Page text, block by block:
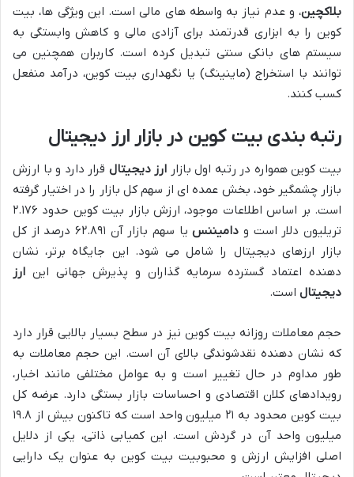
بلاکچین، و عدم نیاز به واسطه های مالی است. این ویژگی ها، بیت
کوین را به ابزاری قدرتمند برای آزادی مالی و کاهش وابستگی به
سیستم های بانکی سنتی تبدیل کرده است. کاربران همچنین می
توانند با استخراج (ماینینگ) یا نگهداری بیت کوین، درآمد منفعل
کسب کنند.
رتبه بندی بیت کوین در بازار ارز دیجیتال
بیت کوین همواره در رتبه اول بازار ارز دیجیتال قرار دارد و با ارزش
بازار چشمگیر خود، بخش عمده ای از سهم کل بازار را در اختیار گرفته
است. بر اساس اطلاعات موجود، ارزش بازار بیت کوین حدود ۲.۱۷۶
تریلیون دلار است و دامیننس
یا سهم بازار آن ۶۲.۸۹۱ درصد از کل
بازار ارزهای دیجیتال را شامل می شود. این جایگاه برتر، نشان
دهنده اعتماد گسترده سرمایه گذاران و پذیرش جهانی این ارز
دیجیتال است.
حجم معاملات روزانه بیت کوین نیز در سطح بسیار بالایی قرار دارد
که نشان دهنده نقدشوندگی بالای آن است. این حجم معاملات به
طور مداوم در حال تغییر است و به عوامل مختلفی مانند اخبار،
رویدادهای کلان اقتصادی و احساسات بازار بستگی دارد. عرضه کل
بیت کوین محدود به ۲۱ میلیون واحد است که تاکنون بیش از ۱۹.۸
میلیون واحد آن در گردش است. این کمیابی ذاتی، یکی از دلایل
اصلی افزایش ارزش و محبوبیت بیت کوین به عنوان یک دارایی